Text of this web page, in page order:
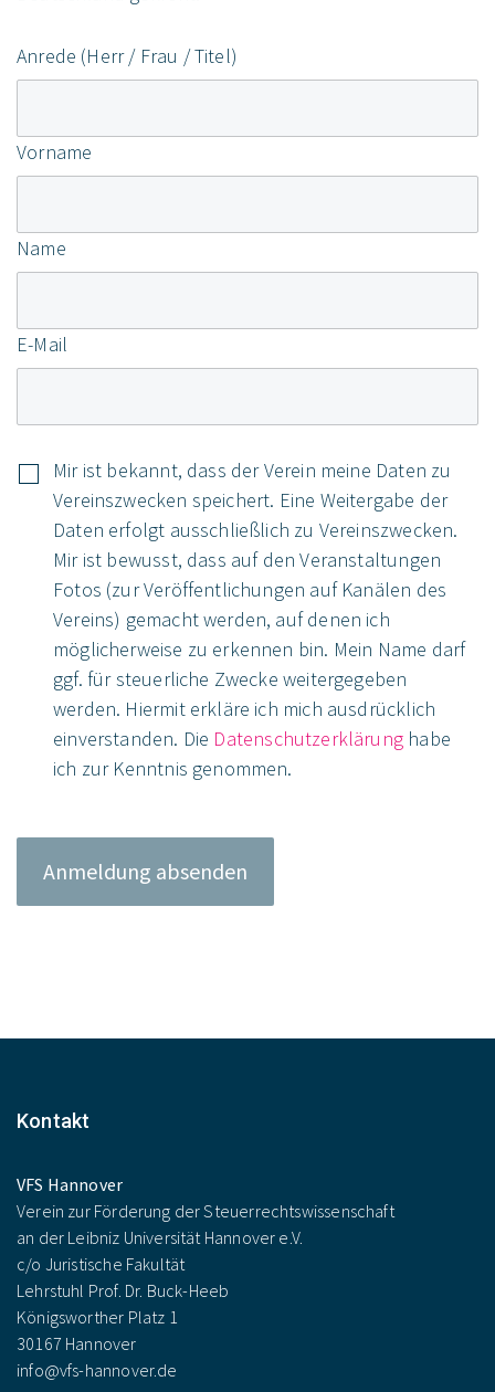
Anrede (Herr / Frau / Titel)
Vorname
Name
E-Mail
Mir ist bekannt, dass der Verein meine Daten zu
Vereinszwecken speichert. Eine Weitergabe der
Daten erfolgt ausschließlich zu Vereinszwecken.
Mir ist bewusst, dass auf den Veranstaltungen
Fotos (zur Veröffentlichungen auf Kanälen des
Vereins) gemacht werden, auf denen ich
möglicherweise zu erkennen bin. Mein Name darf
ggf. für steuerliche Zwecke weitergegeben
werden. Hiermit erkläre ich mich ausdrücklich
einverstanden. Die Datenschutzerklärung habe
ich zur Kenntnis genommen.
Kontakt
VFS Hannover
Verein zur Förderung der Steuerrechtswissenschaft
an der Leibniz Universität Hannover e.V.
c/o Juristische Fakultät
Lehrstuhl Prof. Dr. Buck-Heeb
Königsworther Platz 1
30167 Hannover
info@vfs-hannover.de